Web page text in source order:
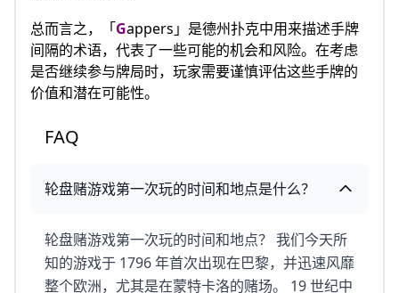
总而言之，「Gappers」是德州扑克中用来描述手牌
间隔的术语，代表了一些可能的机会和风险。在考虑
是否继续参与牌局时，玩家需要谨慎评估这些手牌的
价值和潜在可能性。
FAQ
轮盘赌游戏第一次玩的时间和地点是什么？
轮盘赌游戏第一次玩的时间和地点？ 我们今天所
知的游戏于 1796 年首次出现在巴黎，并迅速风靡
整个欧洲，尤其是在蒙特卡洛的赌场。 19 世纪中